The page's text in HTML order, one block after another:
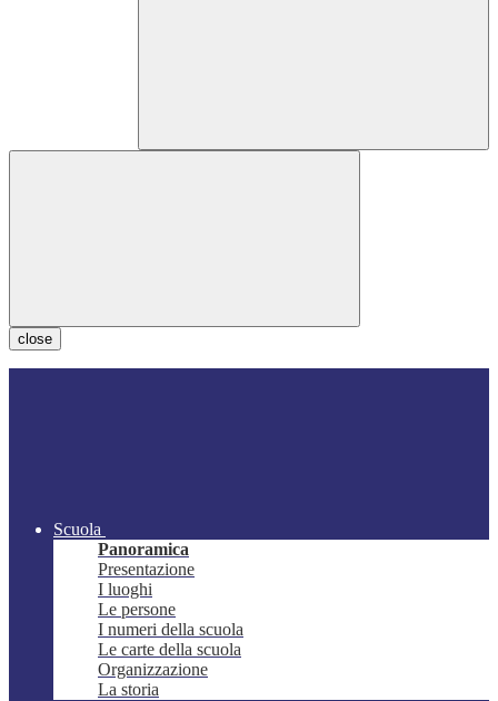
close
Scuola
Panoramica
Presentazione
I luoghi
Le persone
I numeri della scuola
Le carte della scuola
Organizzazione
La storia